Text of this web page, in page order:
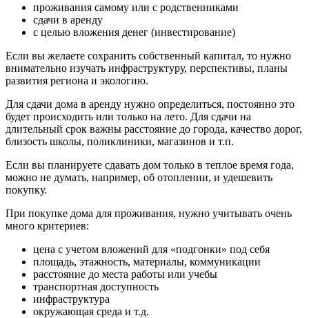
проживания самому или с родственниками
сдачи в аренду
с целью вложения денег (инвестирование)
Если вы желаете сохранить собственный капитал, то нужно
внимательно изучать инфраструктуру, перспективы, планы
развития региона и экологию.
Для сдачи дома в аренду нужно определиться, постоянно это
будет происходить или только на лето. Для сдачи на
длительный срок важны расстояние до города, качество дорог,
близость школы, поликлиники, магазинов и т.п.
Если вы планируете сдавать дом только в теплое время года,
можно не думать, например, об отоплении, и удешевить
покупку.
При покупке дома для проживания, нужно учитывать очень
много критериев:
цена с учетом вложений для «подгонки» под себя
площадь, этажность, материалы, коммуникации
расстояние до места работы или учебы
транспортная доступность
инфраструктура
окружающая среда и т.д.